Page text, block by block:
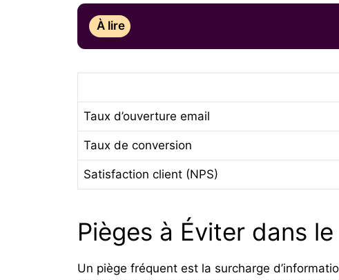
À lire
Taux d’ouverture email
Taux de conversion
Satisfaction client (NPS)
Pièges à Éviter dans
Un piège fréquent est la surcharge